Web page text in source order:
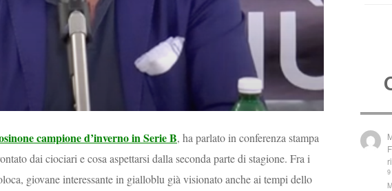
campione d’inverno in Serie B, ha parlato in conferenza stampa
dai ciociari e cosa aspettarsi dalla seconda parte di stagione. Fra i
giovane interessante in gialloblu già visionato anche ai tempi dello
9